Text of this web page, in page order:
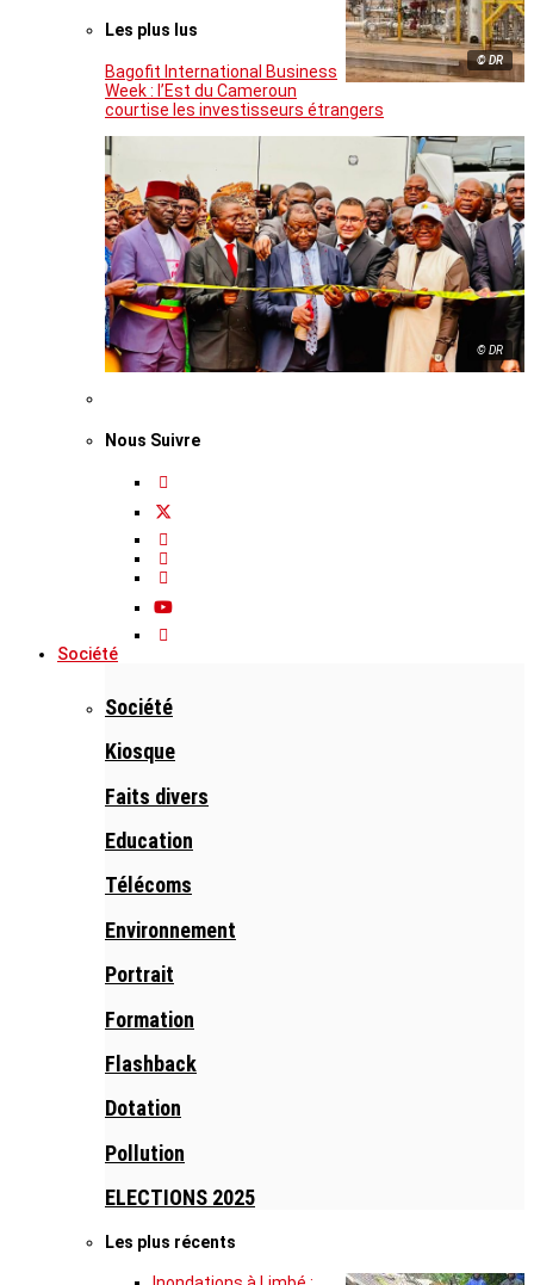
© DR
Les plus lus
Bagofit International Business
Week : l’Est du Cameroun
courtise les investisseurs étrangers
© DR
Nous Suivre
Société
Société
Kiosque
Faits divers
Education
Télécoms
Environnement
Portrait
Formation
Flashback
Dotation
Pollution
ELECTIONS 2025
Les plus récents